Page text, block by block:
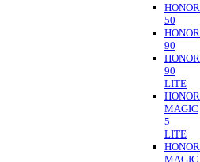
HONOR
50
HONOR
90
HONOR
90
LITE
HONOR
MAGIC
5
LITE
HONOR
MAGIC